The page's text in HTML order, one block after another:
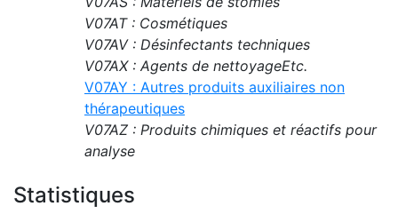
V07AT : Cosmétiques
V07AV : Désinfectants techniques
V07AX : Agents de nettoyageEtc.
V07AY : Autres produits auxiliaires non
thérapeutiques
V07AZ : Produits chimiques et réactifs pour
analyse
Statistiques